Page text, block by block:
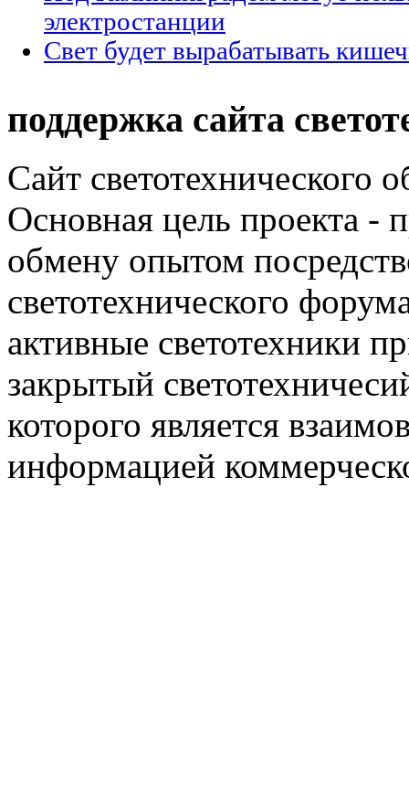
электростанции
Свет будет вырабатывать
поддержка сайта
Сайт светотехнического
Основная цель проекта -
обмену опытом
светотехнического
активные светотехники
закрытый
которого является
информацией